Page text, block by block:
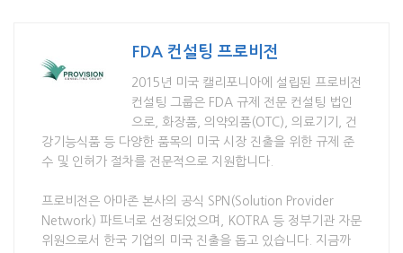
FDA 컨설팅 프로비전
2015년 미국 캘리포니아에 설립된 프로비전
컨설팅 그룹은 FDA 규제 전문 컨설팅 법인
으로, 화장품, 의약외품(OTC), 의료기기, 건
강기능식품 등 다양한 품목의 미국 시장 진출을 위한 규제 준
수 및 인허가 절차를 전문적으로 지원합니다.
프로비전은 아마존 본사의 공식 SPN(Solution Provider
Network) 파트너로 선정되었으며, KOTRA 등 정부기관 자문
위원으로서 한국 기업의 미국 진출을 돕고 있습니다. 지금까